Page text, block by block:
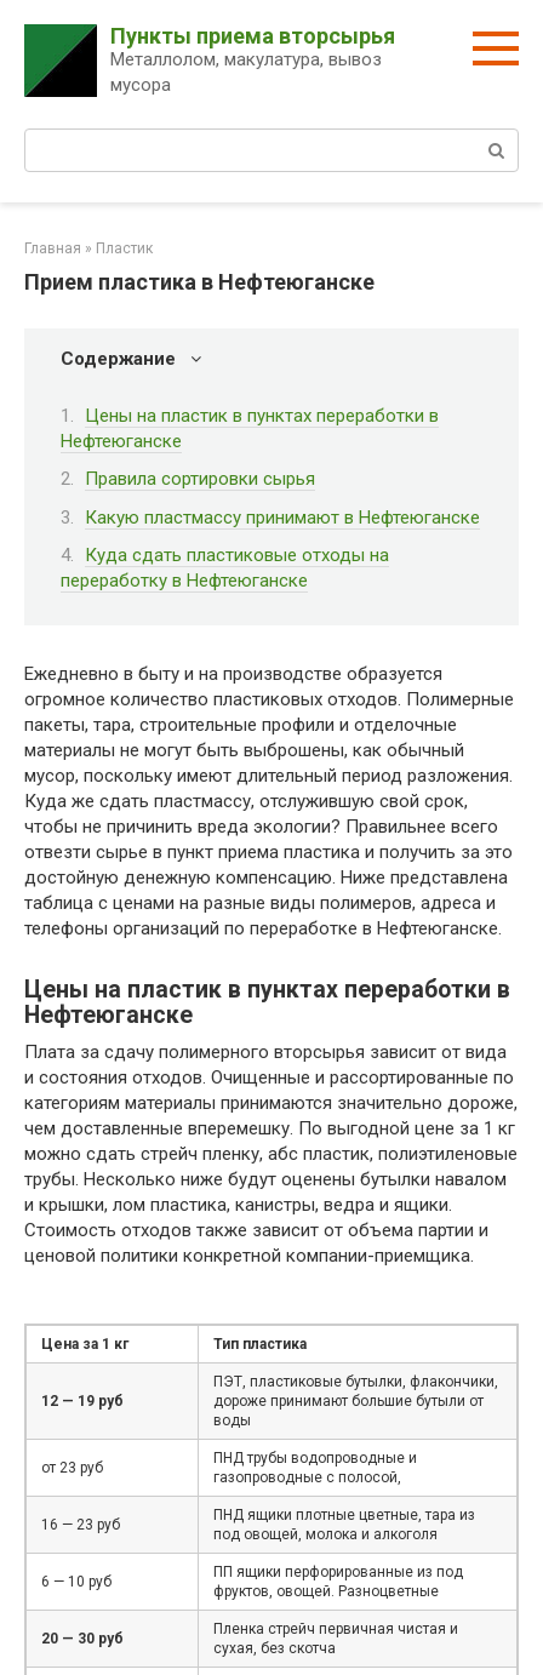
контенту
Пункты приема вторсырья
Металлолом, макулатура, вывоз
мусора
Главная » Пластик
Прием пластика в Нефтеюганске
Содержание
Цены на пластик в пунктах переработки в
Нефтеюганске
Правила сортировки сырья
Какую пластмассу принимают в Нефтеюганске
Куда сдать пластиковые отходы на
переработку в Нефтеюганске
Ежедневно в быту и на производстве образуется
огромное количество пластиковых отходов. Полимерные
пакеты, тара, строительные профили и отделочные
материалы не могут быть выброшены, как обычный
мусор, поскольку имеют длительный период разложения.
Куда же сдать пластмассу, отслужившую свой срок,
чтобы не причинить вреда экологии? Правильнее всего
отвезти сырье в пункт приема пластика и получить за это
достойную денежную компенсацию. Ниже представлена
таблица с ценами на разные виды полимеров, адреса и
телефоны организаций по переработке в Нефтеюганске.
Цены на пластик в пунктах переработки в
Нефтеюганске
Плата за сдачу полимерного вторсырья зависит от вида
и состояния отходов. Очищенные и рассортированные по
категориям материалы принимаются значительно дороже,
чем доставленные вперемешку. По выгодной цене за 1 кг
можно сдать стрейч пленку, абс пластик, полиэтиленовые
трубы. Несколько ниже будут оценены бутылки навалом
и крышки, лом пластика, канистры, ведра и ящики.
Стоимость отходов также зависит от объема партии и
ценовой политики конкретной компании-приемщика.
Цена за 1 кг Тип пластика
12 — 19 руб
ПЭТ, пластиковые бутылки, флакончики,
дороже принимают большие бутыли от
воды
от 23 руб
ПНД трубы водопроводные и
газопроводные с полосой,
16 — 23 руб
ПНД ящики плотные цветные, тара из
под овощей, молока и алкоголя
6 — 10 руб
ПП ящики перфорированные из под
фруктов, овощей. Разноцветные
20 — 30 руб
Пленка стрейч первичная чистая и
сухая, без скотча